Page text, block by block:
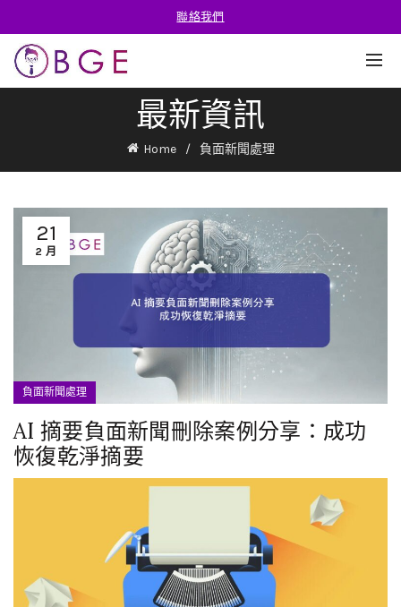
聯絡我們
最新資訊
Home 負面新聞處理
21
2 月
負面新聞處理
AI 摘要負面新聞刪除案例分享：成功
恢復乾淨摘要